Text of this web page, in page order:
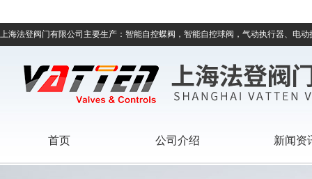
上海法登阀门有限公司主要生产：智能自控蝶阀，智能自控球阀，气动执行器、电
首页 公司介绍 新闻资